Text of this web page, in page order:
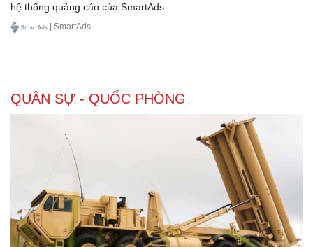
hệ thống quảng cáo của SmartAds.
| SmartAds
QUÂN SỰ - QUỐC PHÒNG